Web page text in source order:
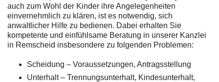
auch zum Wohl der Kinder ihre Angelegenheiten
einvernehmlich zu klären, ist es notwendig, sich
anwaltlicher Hilfe zu bedienen. Dabei erhalten Sie
kompetente und einfühlsame Beratung in unserer Kanzlei
in Remscheid insbesondere zu folgenden Problemen:
Scheidung – Voraussetzungen, Antragsstellung
Unterhalt – Trennungsunterhalt, Kindesunterhalt,